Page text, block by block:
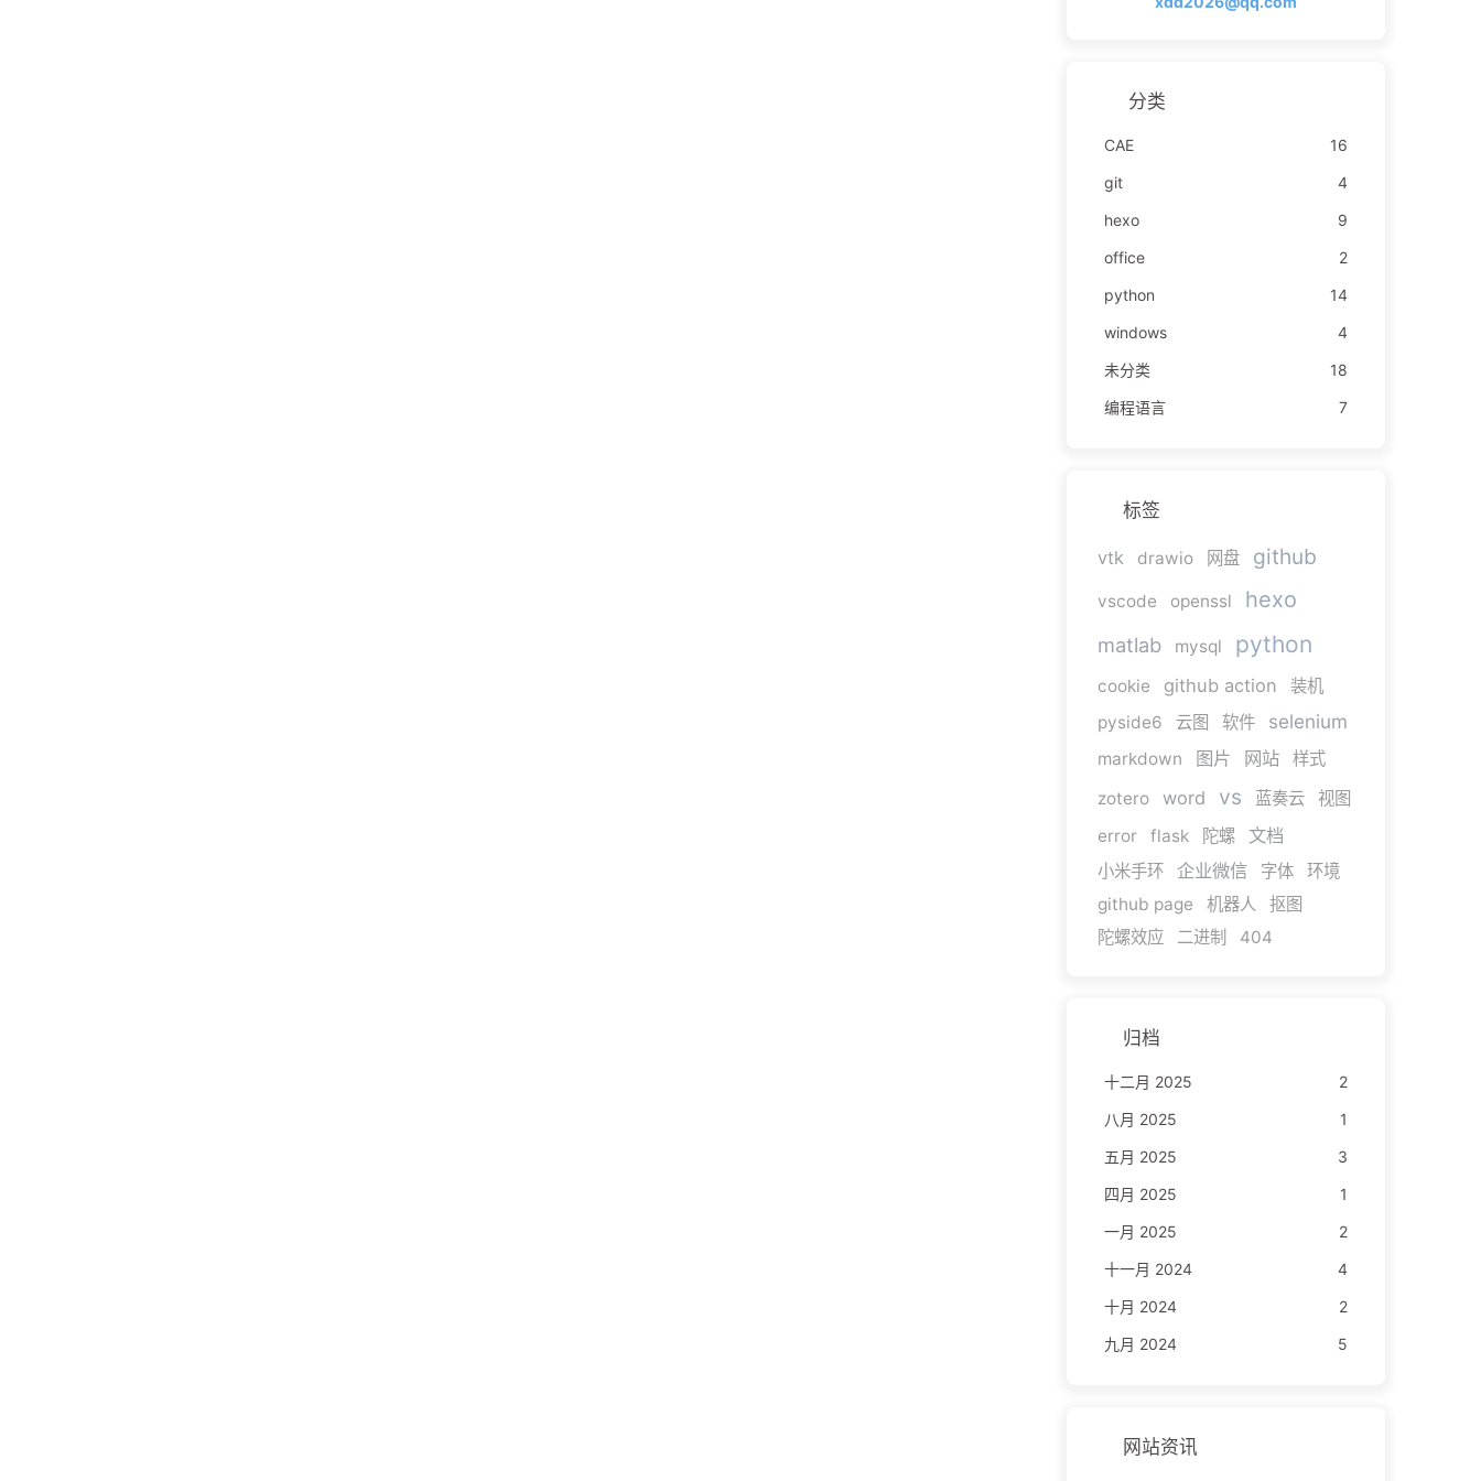
分类
CAE
16
git
4
hexo
9
office
2
python
14
windows
4
未分类
18
编程语言
7
标签
vtk drawio 网盘 github
vscode openssl hexo
matlab mysql python
cookie github action
装机
pyside6
云图 软件 selenium
markdown 图片 网站
样式
zotero
word vs 蓝奏云
视图
error
flask 陀螺 文档
小米手环 企业微信 字体
环境
github page
机器人
抠图
陀螺效应
二进制 404
归档
十二月 2025
2
八月 2025
1
五月 2025
3
四月 2025
1
一月 2025
2
十一月 2024
4
十月 2024
2
九月 2024
5
网站资讯